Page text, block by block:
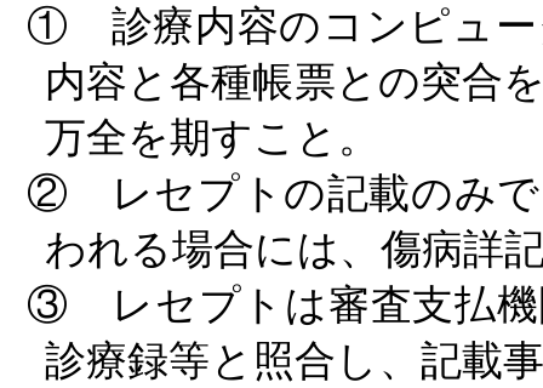
① 診療内容のコンピュー
内容と各種帳票との突合
万全を期すこと。
② レセプトの記載のみで
われる場合には、傷病詳
③ レセプトは審査支払機
診療録等と照合し、記載